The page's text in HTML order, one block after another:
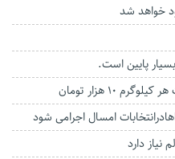
خواهد شد
پایین است.
۱۰ هزار تومان
امسال اجرامی شود
نیاز دارد